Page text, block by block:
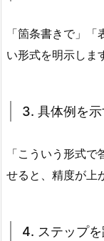
ー
ル
ン
ト）
3.
出
「箇条書きで」
い形式を明示しま
3. 具体例を
「こういう形式
せると、精度が上
4. ステップ